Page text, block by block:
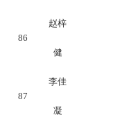
86
赵梓
健
87
李佳
凝